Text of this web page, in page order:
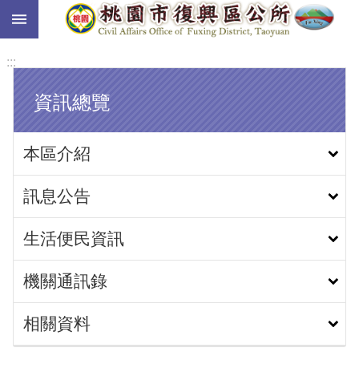
跳到主要內容區塊
:::
資訊總覽
本區介紹
訊息公告
生活便民資訊
機關通訊錄
相關資料